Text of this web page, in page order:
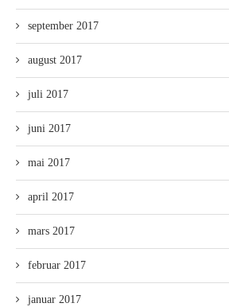
september 2017
august 2017
juli 2017
juni 2017
mai 2017
april 2017
mars 2017
februar 2017
januar 2017